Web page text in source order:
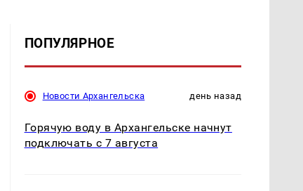
ПОПУЛЯРНОЕ
Новости Архангельска день назад
Горячую воду в Архангельске начнут
подключать с 7 августа